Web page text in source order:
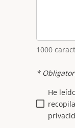
1000
*
He